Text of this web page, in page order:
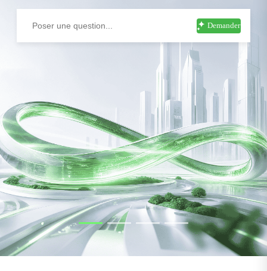
Demander